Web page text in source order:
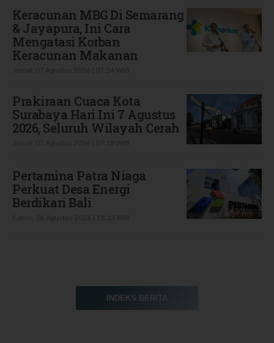
Keracunan MBG Di Semarang
& Jayapura, Ini Cara
Mengatasi Korban
Keracunan Makanan
Prakiraan Cuaca Kota
Surabaya Hari Ini 7 Agustus
2026, Seluruh Wilayah Cerah
Pertamina Patra Niaga
Perkuat Desa Energi
Berdikari Bali
INDEKS BERITA